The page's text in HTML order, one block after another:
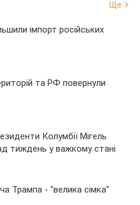
Ще
імпорт російських
та РФ повернули
Колумбії Мігель
тиждень у важкому стані
Трампа - "велика сімка"